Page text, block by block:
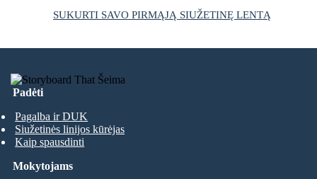
SUKURTI SAVO PIRMĄJĄ SIUŽETINĘ LENTĄ
Padėti
Pagalba ir DUK
Siužetinės linijos kūrėjas
Kaip spausdinti
Mokytojams